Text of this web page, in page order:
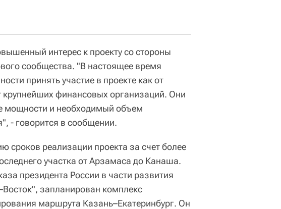
интерес к проекту со стороны
сообщества. "В настоящее время
принять участие в проекте как от
крупнейших финансовых организаций. Они
мощности и необходимый объем
- говорится в сообщении.
сроков реализации проекта за счет более
участка от Арзамаса до Канаша.
президента России в части развития
запланирован комплекс
маршрута Казань–Екатеринбург. Он